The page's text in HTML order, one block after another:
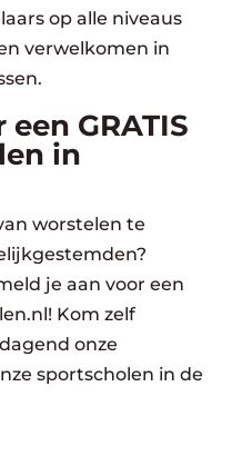
op alle niveaus
verwelkomen in
GRATIS
in
worstelen te
je aan voor een
Kom zelf
onze
sportscholen in de